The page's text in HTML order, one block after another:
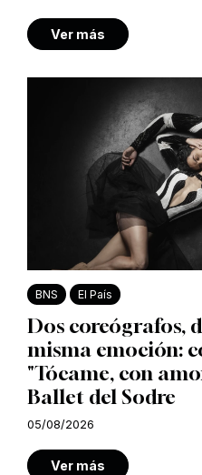
Ver más
BNS El País
Dos coreógrafos,
misma emoción:
"Tócame, con
Ballet del Sodre
05/08/2026
Ver más